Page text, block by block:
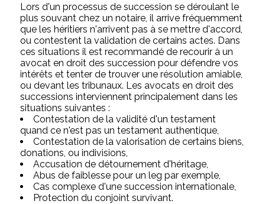
Lors d'un processus de succession se déroulant le
plus souvant chez un notaire, il arrive fréquemment
que les héritiers n'arrivent pas à se mettre d'accord,
ou contestent la validation de certains actes. Dans
ces situations il est recommandé de recourir à un
avocat en droit des succession pour défendre vos
intérêts et tenter de trouver une résolution amiable,
ou devant les tribunaux. Les avocats en droit des
successions interviennent principalement dans les
situations suivantes :
Contestation de la validité d'un testament
quand ce n'est pas un testament authentique,
Contestation de la valorisation de certains biens,
donations, ou indivisions,
Accusation de détournement d'héritage,
Abus de faiblesse pour un leg par exemple,
Cas complexe d'une succession internationale,
Protection du conjoint survivant.